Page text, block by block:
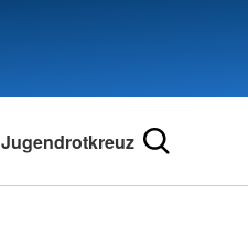
Jugendrotkreuz